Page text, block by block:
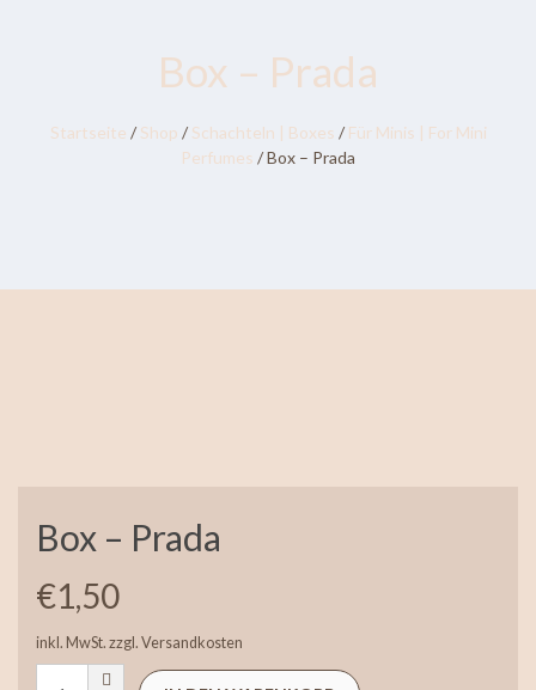
Box – Prada
Startseite / Shop / Schachteln | Boxes / Für Minis | For Mini
Perfumes / Box – Prada
Box – Prada
€1,50
inkl. MwSt. zzgl. Versandkosten